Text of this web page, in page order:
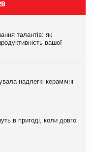
талантів: як
вашої
надлегкі керамічні
в пригоді, коли довго